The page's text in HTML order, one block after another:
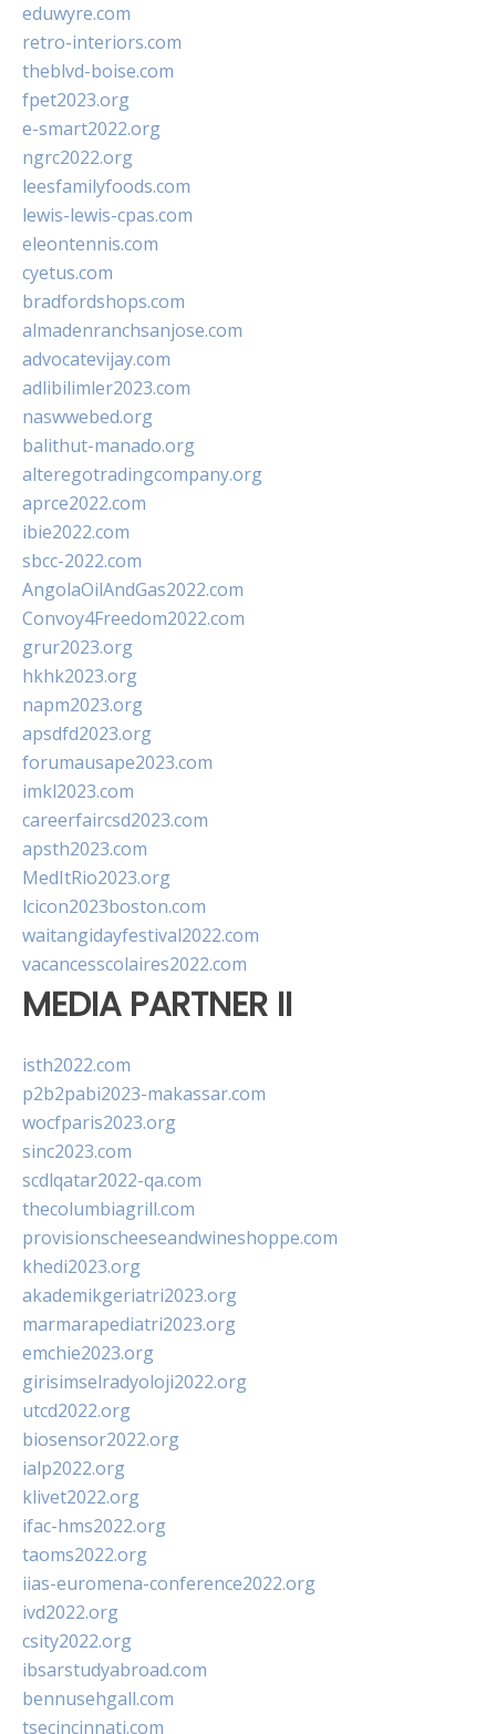
eduwyre.com
retro-interiors.com
theblvd-boise.com
fpet2023.org
e-smart2022.org
ngrc2022.org
leesfamilyfoods.com
lewis-lewis-cpas.com
eleontennis.com
cyetus.com
bradfordshops.com
almadenranchsanjose.com
advocatevijay.com
adlibilimler2023.com
naswwebed.org
balithut-manado.org
alteregotradingcompany.org
aprce2022.com
ibie2022.com
sbcc-2022.com
AngolaOilAndGas2022.com
Convoy4Freedom2022.com
grur2023.org
hkhk2023.org
napm2023.org
apsdfd2023.org
forumausape2023.com
imkl2023.com
careerfaircsd2023.com
apsth2023.com
MedItRio2023.org
lcicon2023boston.com
waitangidayfestival2022.com
vacancesscolaires2022.com
MEDIA PARTNER II
isth2022.com
p2b2pabi2023-makassar.com
wocfparis2023.org
sinc2023.com
scdlqatar2022-qa.com
thecolumbiagrill.com
provisionscheeseandwineshoppe.com
khedi2023.org
akademikgeriatri2023.org
marmarapediatri2023.org
emchie2023.org
girisimselradyoloji2022.org
utcd2022.org
biosensor2022.org
ialp2022.org
klivet2022.org
ifac-hms2022.org
taoms2022.org
iias-euromena-conference2022.org
ivd2022.org
csity2022.org
ibsarstudyabroad.com
bennusehgall.com
tsecincinnati.com